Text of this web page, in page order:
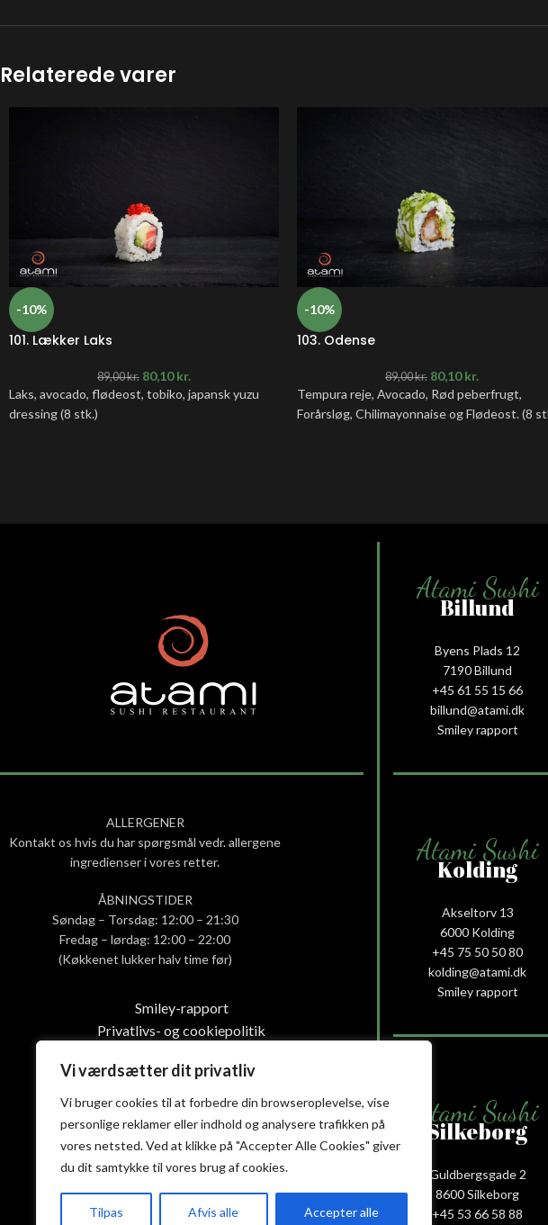
Vi værdsætter dit privatliv
Vi bruger cookies til at forbedre din browseroplevelse, vise
personlige reklamer eller indhold og analysere trafikken på
vores netsted. Ved at klikke på "Accepter Alle Cookies" giver
du dit samtykke til vores brug af cookies.
Tilpas Afvis alle Accepter alle
Relaterede varer
-10%
101. Lækker Laks
89,00kr. 80,10kr.
Laks, avocado, flødeost, tobiko, japansk yuzu
dressing (8 stk.)
-10%
103. Odense
89,00kr. 80,10kr.
Tempura reje, Avocado, Rød peberfrugt,
Forårsløg, Chilimayonnaise og Flødeost. (8
ALLERGENER
Kontakt os hvis du har spørgsmål vedr. allergene
ingredienser i vores retter.
ÅBNINGSTIDER
Søndag – Torsdag: 12:00 – 21:30
Fredag – lørdag: 12:00 – 22:00
(Køkkenet lukker halv time før)
Smiley-rapport
Privatlivs- og cookiepolitik
Atami Sushi
Billund
Byens Plads 12
7190 Billund
+45 61 55 15 66‬
billund@atami.dk
Smiley rapport
Atami Sushi
Kolding
Akseltorv 13
6000 Kolding
+45 75 50 50 80
kolding@atami.dk
Smiley rapport
Atami Sushi
Silkeborg
Guldbergsgade 2
8600 Silkeborg
+45 53 66 58 88